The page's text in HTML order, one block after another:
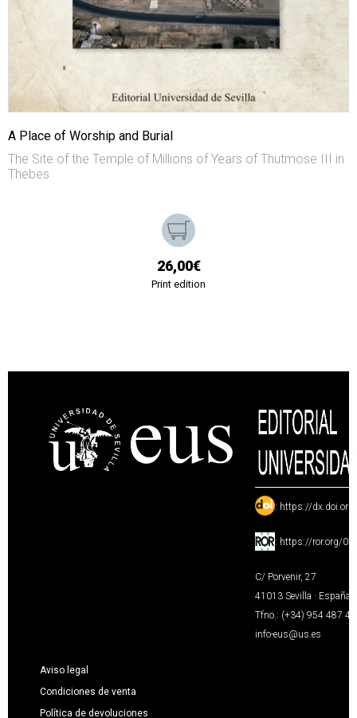
A Place of Worship and Burial
The Site of the Temple of Millions of Years of Thutmose III in
Thebes
26,00€
Print edition
: https://
: https://ror.org/
C/ Porvenir, 27
41013 Sevilla · España
Tfno.: (+34) 954 487
info-eus@us.es
Aviso legal
Condiciones de venta
Política de devoluciones